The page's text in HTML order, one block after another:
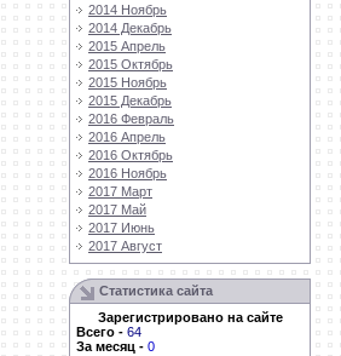
2014 Ноябрь
2014 Декабрь
2015 Апрель
2015 Октябрь
2015 Ноябрь
2015 Декабрь
2016 Февраль
2016 Апрель
2016 Октябрь
2016 Ноябрь
2017 Март
2017 Май
2017 Июнь
2017 Август
Статистика сайта
Зарегистрировано на сайте
Всего - 64
За месяц - 0